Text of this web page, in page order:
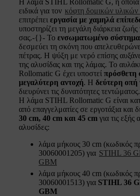
ειδικά για τον κόφτη δομικών
επιτρέπει εργασία με χαμηλά
υποστηρίζει τη μεγάλη διάρκεια
σας.‑{}‑ Το ενσωματωμένο
δεσμεύει τη σκόνη που
πέτρας. Η ψύξη με νερό επίσης
της αλυσίδας και της λάμας. Το
Rollomatic G έχει υποστεί πρόσθετη
μεγαλύτερη αντοχή. Η δεύτερη οπή
διευρύνει τις δυνατότητες τεντώματος.
Η λάμα STIHL Rollomatic G είναι
από επαγγελματίες σε εργοτάξια και
30 cm, 40 cm και 45 cm για τις
αλυσίδες:
λάμα μήκους 30 cm (κωδικός
30060001205) για STIHL 36
GBM
λάμα μήκους 40 cm (κωδικός
30060001513) για STIHL 36
GBM